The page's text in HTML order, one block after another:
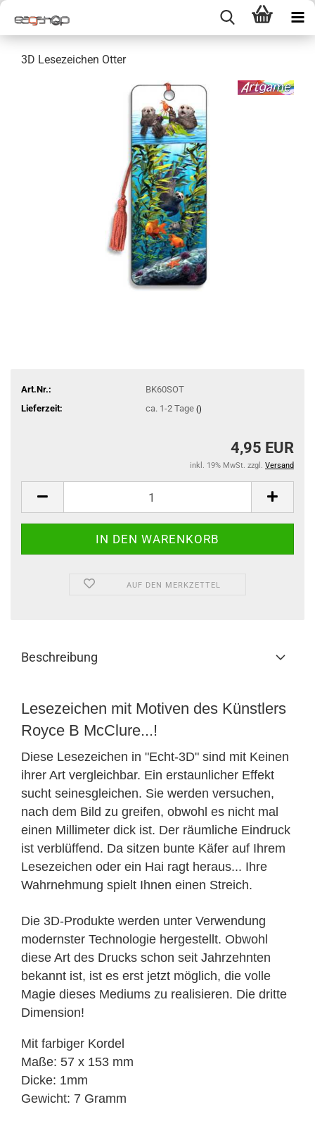
3D Lesezeichen Otter
Art.Nr.:
BK60SOT
Lieferzeit:
ca. 1-2 Tage ()
4,95 EUR
inkl. 19% MwSt. zzgl. Versand
AUF DEN MERKZETTEL
Beschreibung
Lesezeichen mit Motiven des Künstlers
Royce B McClure...!
Diese Lesezeichen in "Echt-3D" sind mit Keinen
ihrer Art vergleichbar. Ein erstaunlicher Effekt
sucht seinesgleichen. Sie werden versuchen,
nach dem Bild zu greifen, obwohl es nicht mal
einen Millimeter dick ist. Der räumliche Eindruck
ist verblüffend. Da sitzen bunte Käfer auf Ihrem
Lesezeichen oder ein Hai ragt heraus... Ihre
Wahrnehmung spielt Ihnen einen Streich.
Die 3D-Produkte werden unter Verwendung
modernster Technologie hergestellt. Obwohl
diese Art des Drucks schon seit Jahrzehnten
bekannt ist, ist es erst jetzt möglich, die volle
Magie dieses Mediums zu realisieren. Die dritte
Dimension!
Mit farbiger Kordel
Maße: 57 x 153 mm
Dicke: 1mm
Gewicht: 7 Gramm